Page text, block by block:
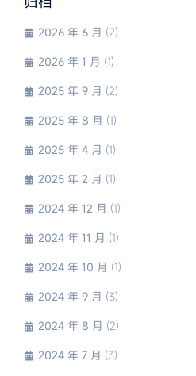
2026 年 6 月 (2)
2026 年 1 月 (1)
2025 年 9 月 (2)
2025 年 8 月 (1)
2025 年 4 月 (1)
2025 年 2 月 (1)
2024 年 12 月 (1)
2024 年 11 月 (1)
2024 年 10 月 (1)
2024 年 9 月 (3)
2024 年 8 月 (2)
2024 年 7 月 (3)